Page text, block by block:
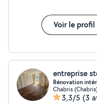
Voir le profil
entreprise
Rénovation
Chabris
3,3/5 (3